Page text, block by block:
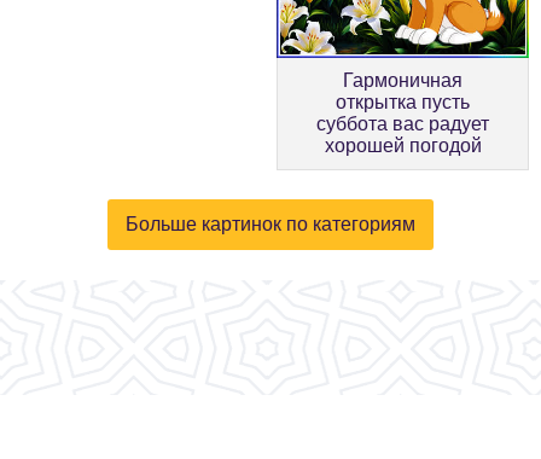
Гармоничная
открытка пусть
суббота вас радует
хорошей погодой
Больше картинок по категориям